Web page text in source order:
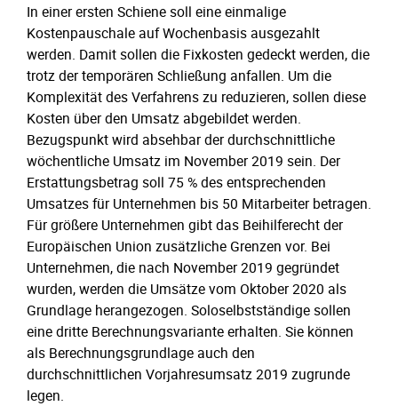
In einer ersten Schiene soll eine einmalige
Kostenpauschale auf Wochenbasis ausgezahlt
werden. Damit sollen die Fixkosten gedeckt werden, die
trotz der temporären Schließung anfallen. Um die
Komplexität des Verfahrens zu reduzieren, sollen diese
Kosten über den Umsatz abgebildet werden.
Bezugspunkt wird absehbar der durchschnittliche
wöchentliche Umsatz im November 2019 sein. Der
Erstattungsbetrag soll 75 % des entsprechenden
Umsatzes für Unternehmen bis 50 Mitarbeiter betragen.
Für größere Unternehmen gibt das Beihilferecht der
Europäischen Union zusätzliche Grenzen vor. Bei
Unternehmen, die nach November 2019 gegründet
wurden, werden die Umsätze vom Oktober 2020 als
Grundlage herangezogen. Soloselbstständige sollen
eine dritte Berechnungsvariante erhalten. Sie können
als Berechnungsgrundlage auch den
durchschnittlichen Vorjahresumsatz 2019 zugrunde
legen.